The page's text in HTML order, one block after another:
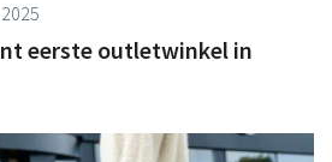
eerste outletwinkel in